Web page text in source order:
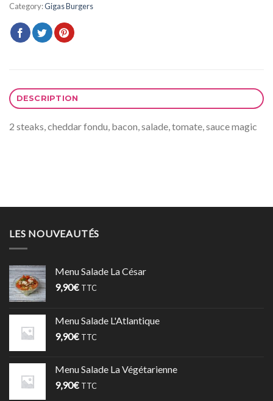
Category:Gigas Burgers
DESCRIPTION
2 steaks, cheddar fondu, bacon, salade, tomate, sauce magic
LES NOUVEAUTÉS
Menu Salade La César
9,90€ TTC
Menu Salade L'Atlantique
9,90€ TTC
Menu Salade La Végétarienne
9,90€ TTC